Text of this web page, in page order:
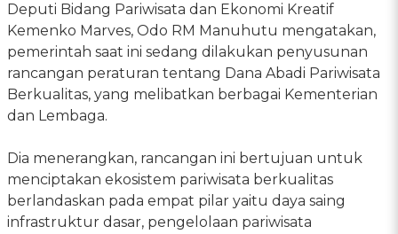
Deputi Bidang Pariwisata dan Ekonomi Kreatif
Kemenko Marves, Odo RM Manuhutu mengatakan,
pemerintah saat ini sedang dilakukan penyusunan
rancangan peraturan tentang Dana Abadi Pariwisata
Berkualitas, yang melibatkan berbagai Kementerian
dan Lembaga.
Dia menerangkan, rancangan ini bertujuan untuk
menciptakan ekosistem pariwisata berkualitas
berlandaskan pada empat pilar yaitu daya saing
infrastruktur dasar, pengelolaan pariwisata